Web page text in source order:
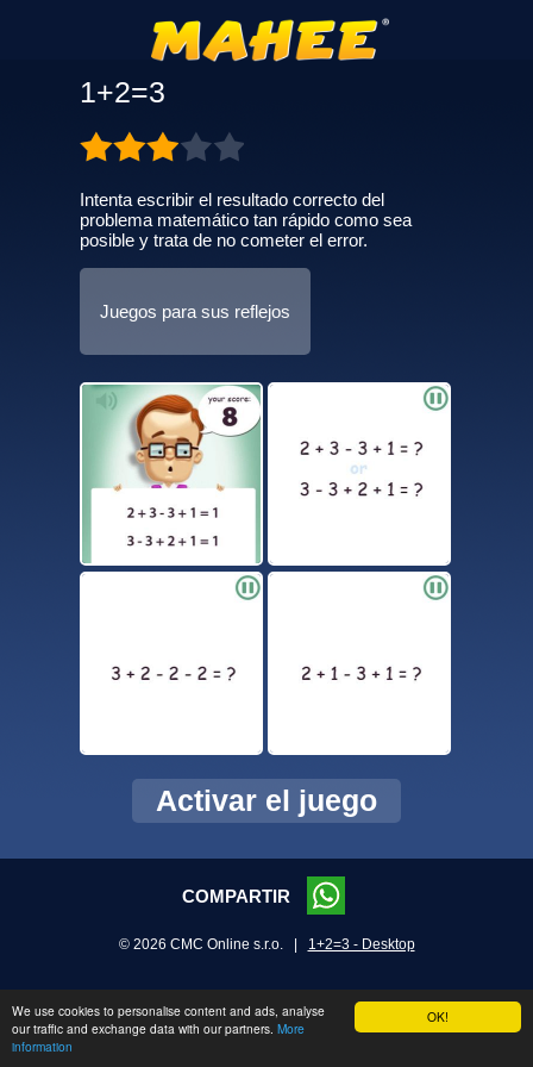
OK!
We use cookies to personalise content and ads, analyse
our traffic and exchange data with our partners. More
information
1+2=3
Intenta escribir el resultado correcto del
problema matemático tan rápido como sea
posible y trata de no cometer el error.
Juegos para sus reflejos
Activar el juego
COMPARTIR
© 2026 CMC Online s.r.o. | 1+2=3 - Desktop